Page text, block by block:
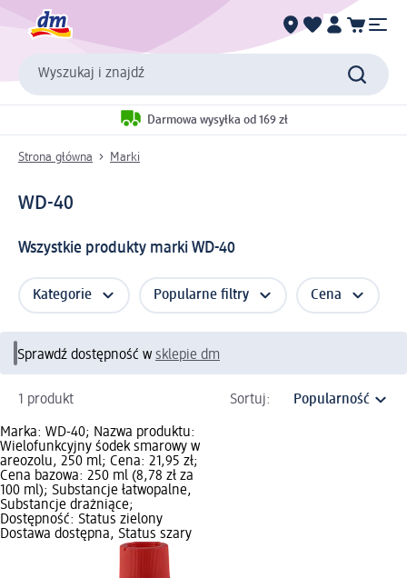
Wyszukaj i znajdź
Darmowa wysyłka od 169 zł
Strona główna Marki
WD-40
Wszystkie produkty marki WD-40
Kategorie Popularne filtry Cena
Sprawdź dostępność w sklepie dm
1 produkt Sortuj:
Marka: WD-40; Nazwa produktu:
Wielofunkcyjny śodek smarowy w
areozolu, 250 ml; Cena: 21,95 zł;
Cena bazowa: 250 ml (8,78 zł za
100 ml); Substancje łatwopalne,
Substancje drażniące;
Dostępność: Status zielony
Dostawa dostępna, Status szary